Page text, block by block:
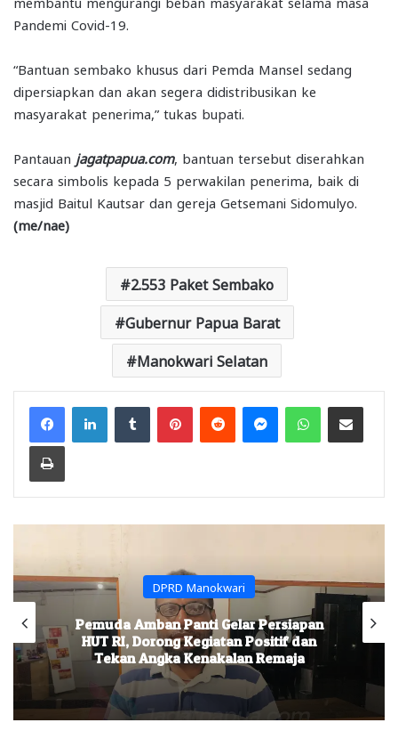
Pandemi Covid-19.
“Bantuan sembako khusus dari Pemda Mansel sedang
dipersiapkan dan akan segera didistribusikan ke
masyarakat penerima,” tukas bupati.
Pantauan jagatpapua.com, bantuan tersebut diserahkan
secara simbolis kepada 5 perwakilan penerima, baik di
masjid Baitul Kautsar dan gereja Getsemani Sidomulyo.
(me/nae)
2.553 Paket Sembako
Gubernur Papua Barat
Manokwari Selatan
FacebookLinkedInTumblr PinterestReddit MessengerWhatsAppShare via Email
Print
DPRD Manokwari
Pemuda Amban Panti Gelar Persiapan
HUT RI, Dorong Kegiatan Positif dan
Tekan Angka Kenakalan Remaja